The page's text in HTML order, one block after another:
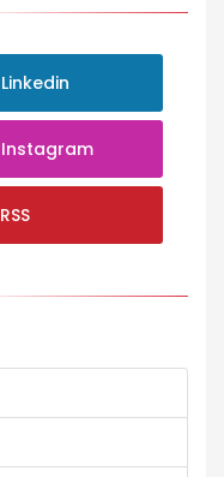
Linkedin
Instagram
RSS